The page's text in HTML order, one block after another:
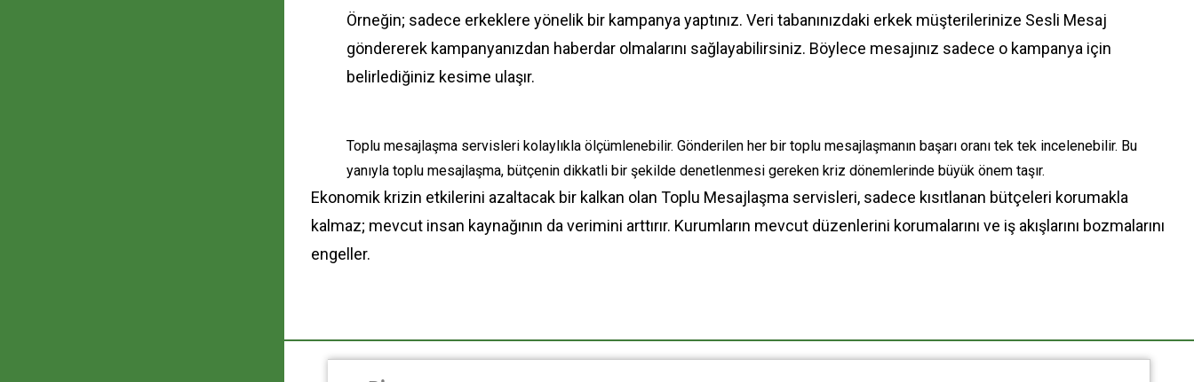
Örneğin; sadece erkeklere yönelik bir kampanya yaptınız. Veri tabanınızdaki erkek müşterilerinize Sesli Mesaj
göndererek kampanyanızdan haberdar olmalarını sağlayabilirsiniz. Böylece mesajınız sadece o kampanya için
belirlediğiniz kesime ulaşır.
Toplu mesajlaşma servisleri kolaylıkla ölçümlenebilir. Gönderilen her bir toplu mesajlaşmanın başarı oranı tek tek incelenebilir. Bu
yanıyla toplu mesajlaşma, bütçenin dikkatli bir şekilde denetlenmesi gereken kriz dönemlerinde büyük önem taşır.
Ekonomik krizin etkilerini azaltacak bir kalkan olan Toplu Mesajlaşma servisleri, sadece kısıtlanan bütçeleri korumakla
kalmaz; mevcut insan kaynağının da verimini arttırır. Kurumların mevcut düzenlerini korumalarını ve iş akışlarını bozmalarını
engeller.